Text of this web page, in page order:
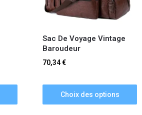
Sac De Voyage Vintage
Baroudeur
70,34€
Choix des options